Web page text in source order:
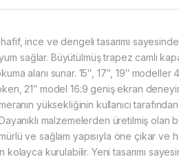
ince ve dengeli tasarımı
sağlar. Büyütülmüş trapez camlı
alanı sunar. 15″, 17″, 19″ modeller
21″ model 16:9 geniş ekran
yüksekliğinin kullanıcı
malzemelerden üretilmiş olan
ve sağlam yapısıyla öne çıkar ve
kurulabilir. Yeni tasarımı